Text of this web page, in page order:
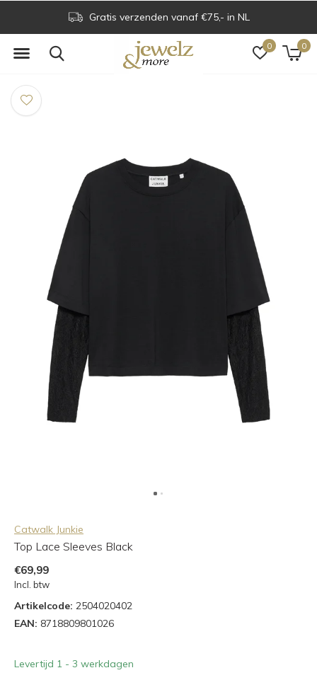
0 0
Gratis verzenden vanaf €75,- in NL
Catwalk Junkie
Top Lace Sleeves Black
€69,99
Incl. btw
Artikelcode: 2504020402
EAN: 8718809801026
Levertijd 1 - 3 werkdagen